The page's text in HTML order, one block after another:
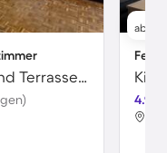
Wohnung mit Grill, Garten und Terrasse | Gartenblick
ab
4.9